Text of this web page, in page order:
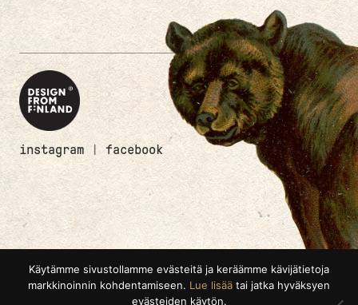
instagram |facebook
Käytämme sivustollamme evästeitä ja keräämme kävijätietoja
markkinoinnin kohdentamiseen. Lue lisää tai jatka hyväksyen
evästeiden käytön.